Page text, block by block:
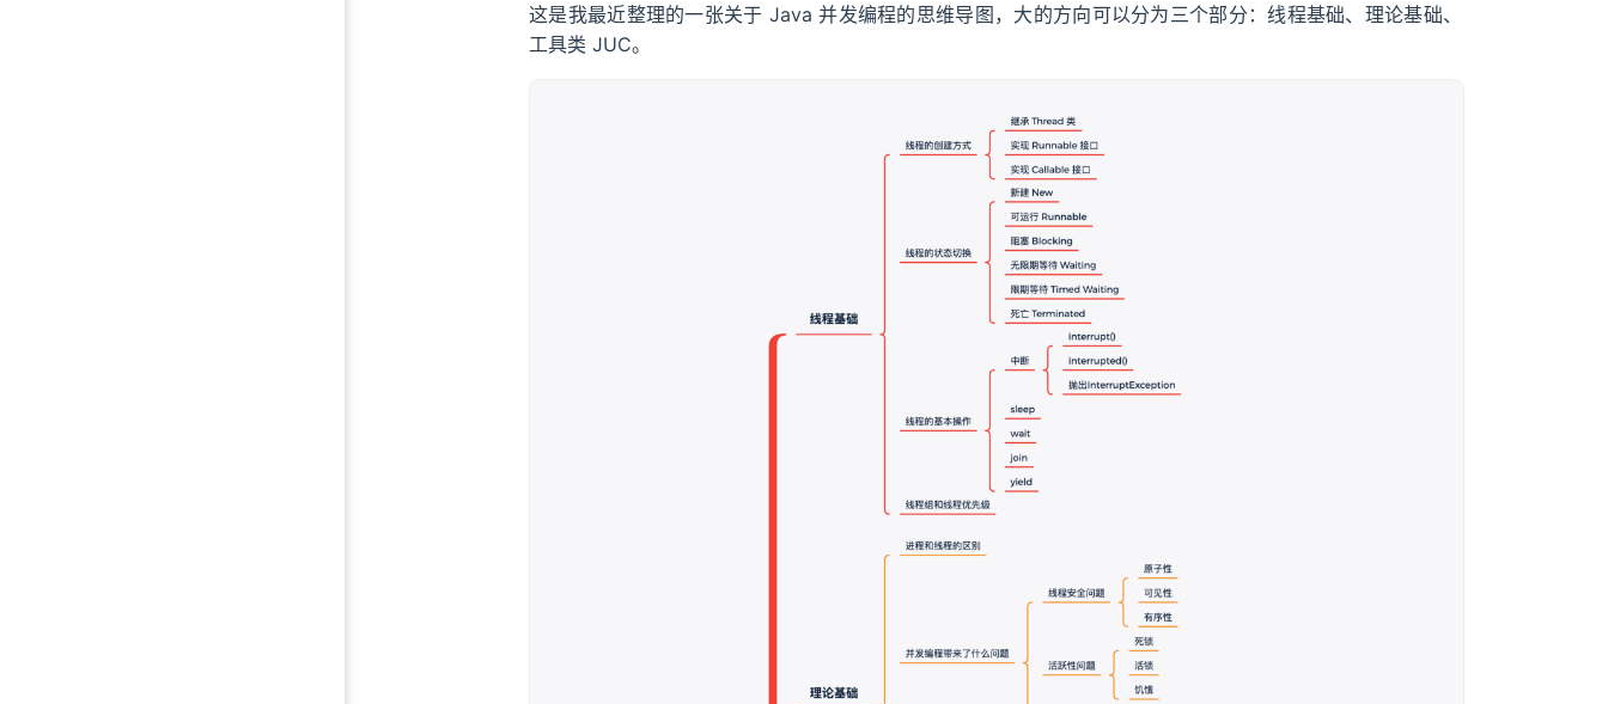
这是我最近整理的一张关于 Java 并发编程的思维导图，大的方向可以分为三个部分：线程基础、理论基础、
工具类 JUC。